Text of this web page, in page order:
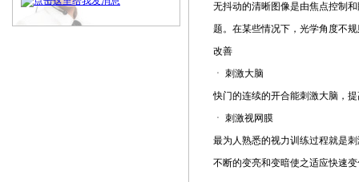
无抖动的清晰图像是由焦点控制
题。在某些情况下，光学角度不
改善
ㆍ 刺激大脑
快门的连续的开合能刺激大脑，
ㆍ 刺激视网膜
最为人熟悉的视力训练过程就是
不断的变亮和变暗使之适应快速